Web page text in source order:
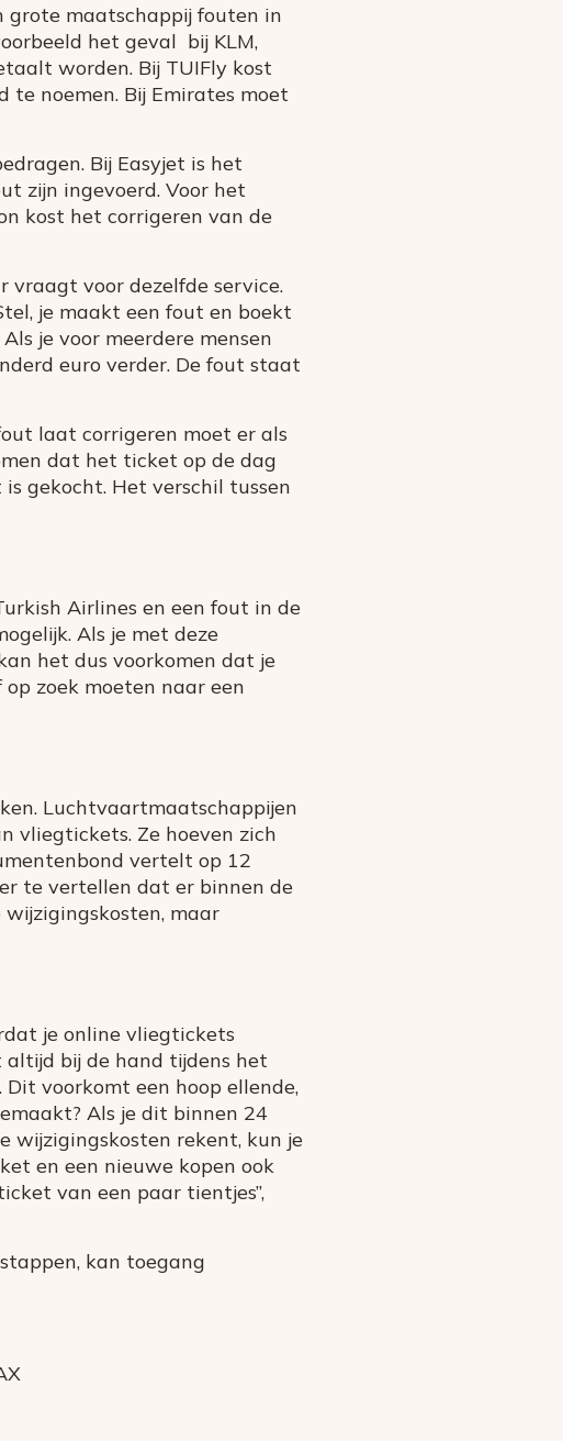
grote maatschappij fouten in
het geval bij KLM,
worden. Bij TUIFly kost
te noemen. Bij Emirates moet
Bij Easyjet is het
zijn ingevoerd. Voor het
kost het corrigeren van de
vraagt voor dezelfde service.
je maakt een fout en boekt
je voor meerdere mensen
euro verder. De fout staat
laat corrigeren moet er als
dat het ticket op de dag
gekocht. Het verschil tussen
Airlines en een fout in de
Als je met deze
het dus voorkomen dat je
zoek moeten naar een
Luchtvaartmaatschappijen
vliegtickets. Ze hoeven zich
vertelt op 12
te vertellen dat er binnen de
maar
je online vliegtickets
altijd bij de hand tijdens het
voorkomt een hoop ellende,
Als je dit binnen 24
wijzigingskosten rekent, kun je
en een nieuwe kopen ook
van een paar tientjes”,
kan toegang